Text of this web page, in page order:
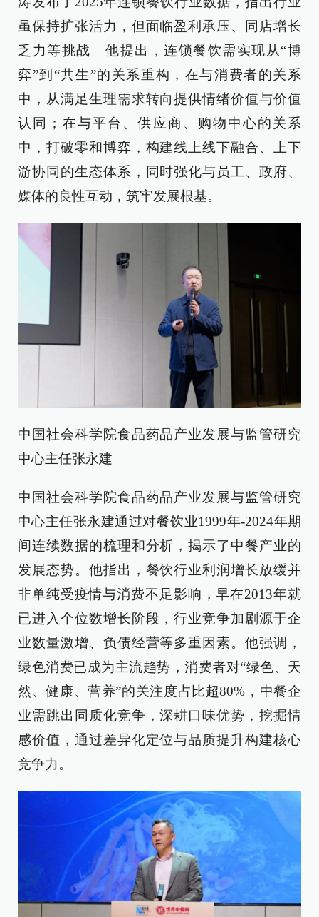
虽保持扩张活力，但面临盈利承压、同店增长
乏力等挑战。他提出，连锁餐饮需实现从“博
弈”到“共生”的关系重构，在与消费者的关系
中，从满足生理需求转向提供情绪价值与价值
认同；在与平台、供应商、购物中心的关系
中，打破零和博弈，构建线上线下融合、上下
游协同的生态体系，同时强化与员工、政府、
媒体的良性互动，筑牢发展根基。
中国社会科学院食品药品产业发展与监管研究
中心主任张永建
中国社会科学院食品药品产业发展与监管研究
中心主任张永建通过对餐饮业1999年-2024年期
间连续数据的梳理和分析，揭示了中餐产业的
发展态势。他指出，餐饮行业利润增长放缓并
非单纯受疫情与消费不足影响，早在2013年就
已进入个位数增长阶段，行业竞争加剧源于企
业数量激增、负债经营等多重因素。他强调，
绿色消费已成为主流趋势，消费者对“绿色、天
然、健康、营养”的关注度占比超80%，中餐企
业需跳出同质化竞争，深耕口味优势，挖掘情
感价值，通过差异化定位与品质提升构建核心
竞争力。